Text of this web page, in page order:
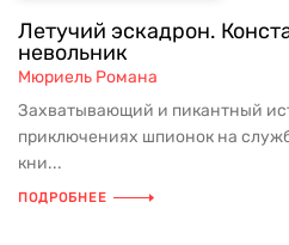
Летучий эскадрон.
невольник
Мюриель Романа
Захватывающий и пикантный
приключениях шпионок на
кни...
ПОДРОБНЕЕ